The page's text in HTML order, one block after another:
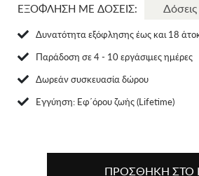
ΕΞΟΦΛΗΣΗ ΜΕ ΔΟΣΕΙΣ:
Δυνατότητα εξόφλησης έως και 18
Παράδοση σε 4 - 10 εργάσιμες ημέρες
Δωρεάν συσκευασία δώρου
Eγγύηση: Εφ΄όρου ζωής (Lifetime)
ΠΡΟΣΘΗΚΗ ΣΤΟ